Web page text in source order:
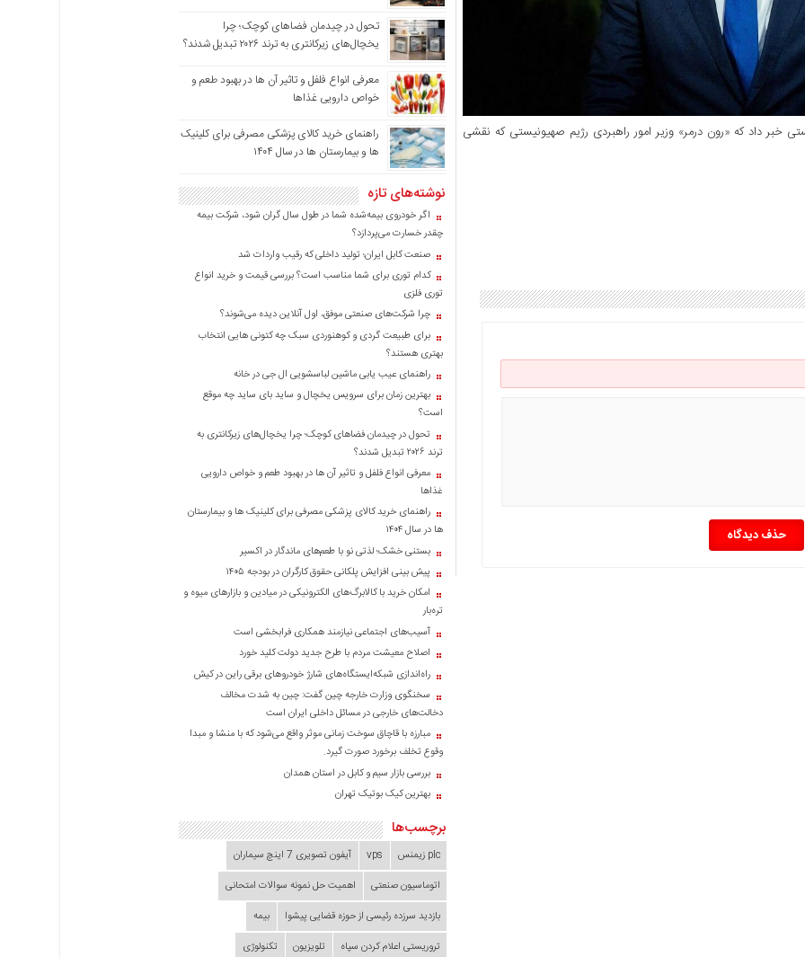
خبر داد که «رون درمر» وزیر امور راهبردی رژیم صهیونیستی که نقشی
حذف دیدگاه
تحول در چیدمان فضاهای کوچک؛ چرا
یخچال‌های زیرکانتری به ترند ۲۰۲۶ تبدیل شدند؟
معرفی انواع فلفل و تاثیر آن ‌ها در بهبود طعم و
خواص دارویی غذاها
راهنمای خرید کالای پزشکی مصرفی برای کلینیک
ها و بیمارستان ها در سال ۱۴۰۴
نوشته‌های تازه
اگر خودروی بیمه‌شده شما در طول سال گران شود، شرکت بیمه
چقدر خسارت می‌پردازد؟
صنعت کابل ایران؛ تولید داخلی که رقیب واردات شد
کدام توری برای شما مناسب است؟ بررسی قیمت و خرید انواع
توری فلزی
چرا شرکت‌های صنعتی موفق، اول آنلاین دیده می‌شوند؟
برای طبیعت گردی و کوهنوردی سبک چه کتونی هایی انتخاب
بهتری هستند؟
راهنمای عیب یابی ماشین لباسشویی ال جی در خانه
بهترین زمان برای سرویس یخچال و ساید بای ساید چه موقع
است؟
تحول در چیدمان فضاهای کوچک؛ چرا یخچال‌های زیرکانتری به
ترند ۲۰۲۶ تبدیل شدند؟
معرفی انواع فلفل و تاثیر آن ‌ها در بهبود طعم و خواص دارویی
غذاها
راهنمای خرید کالای پزشکی مصرفی برای کلینیک ها و بیمارستان
ها در سال ۱۴۰۴
بستنی خشک؛ لذتی نو با طعم‌های ماندگار در اکسیر
پیش بینی افزایش پلکانی حقوق کارگران در بودجه ۱۴۰۵
امکان خرید با کالابرگ‌های الکترونیکی در میادین و بازارهای میوه و
تره‌بار
آسیب‌های اجتماعی نیازمند همکاری فرابخشی است
اصلاح معیشت مردم با طرح جدید دولت کلید خورد
راه‌اندازی شبکه‌ایستگاه‌های شارژ خودروهای برقی راین در کیش
سخنگوی وزارت خارجه چین گفت: چین به شدت مخالف
دخالت‌های خارجی در مسائل داخلی ایران است
مبارزه با قاچاق سوخت زمانی موثر واقع می‌شود که با منشا و مبدا
وقوع تخلف برخورد صورت گیرد.
بررسی بازار سیم و کابل در استان همدان
بهترین کیک بوتیک تهران
برچسب‌ها
plc زیمنس vps
آیفون تصویری 7 اینچ سیماران
اتوماسیون صنعتی
اهمیت حل نمونه سوالات امتحانی
بازدید سرزده‌ رئیسی از حوزه قضایی ‌پیشوا
بیمه
تروریستی اعلام کردن سپاه
تلویزیون
تکنولوژی